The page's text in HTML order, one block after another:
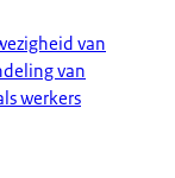
van
van
werkers